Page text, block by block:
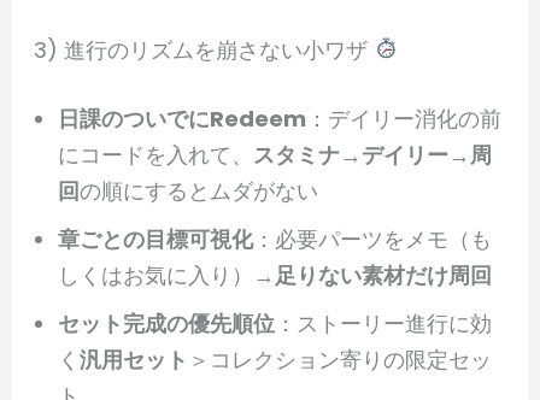
3) 進行のリズムを崩さない小ワザ
日課のついでにRedeem ：デイリー消化の前
にコードを入れて、 スタミナ→デイリー→周
回の順にするとムダがない
章ごとの目標可視化：必要パーツをメモ（も
しくはお気に入り）→足りない素材だけ周回
セット完成の優先順位 ：ストーリー進行に効
く汎用セット ＞コレクション寄りの限定セッ